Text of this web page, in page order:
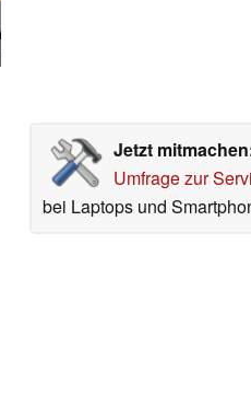
Jetzt
Umfrage zur
bei Laptops und